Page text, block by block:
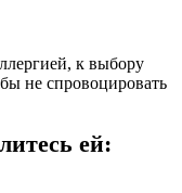
к выбору
не спровоцировать
ей: